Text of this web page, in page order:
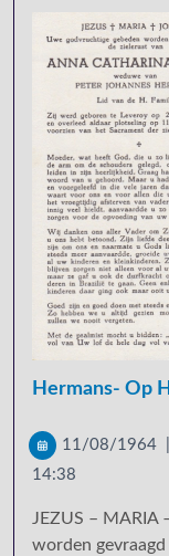
Hermans- Op
11/08/1964
14:38
JEZUS – MARIA
worden